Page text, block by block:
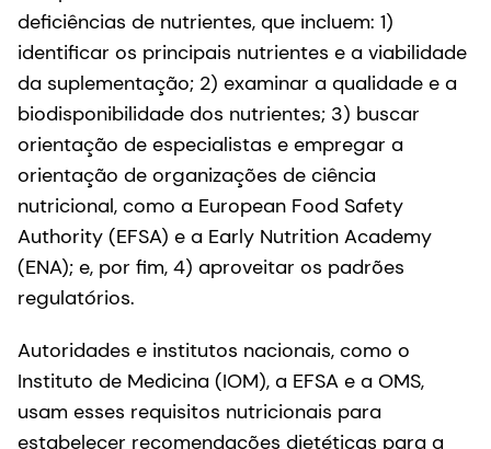
deficiências de nutrientes, que incluem: 1)
identificar os principais nutrientes e a viabilidade
da suplementação; 2) examinar a qualidade e a
biodisponibilidade dos nutrientes; 3) buscar
orientação de especialistas e empregar a
orientação de organizações de ciência
nutricional, como a European Food Safety
Authority (EFSA) e a Early Nutrition Academy
(ENA); e, por fim, 4) aproveitar os padrões
regulatórios.
Autoridades e institutos nacionais, como o
Instituto de Medicina (IOM), a EFSA e a OMS,
usam esses requisitos nutricionais para
estabelecer recomendações dietéticas para a